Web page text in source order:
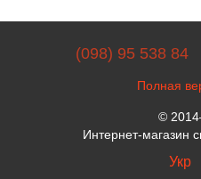
(098) 95 538 84
Полная
©
Интернет-магазин
Укр